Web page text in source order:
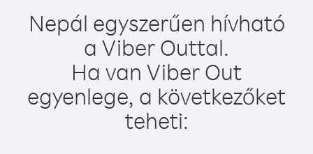
Nepál egyszerűen hívható
a Viber Outtal.
Ha van Viber Out
egyenlege, a következőket
teheti: